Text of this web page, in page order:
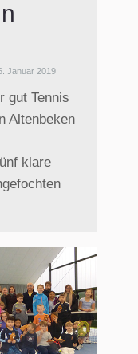
Januar 2019
gut Tennis
Altenbeken
klare